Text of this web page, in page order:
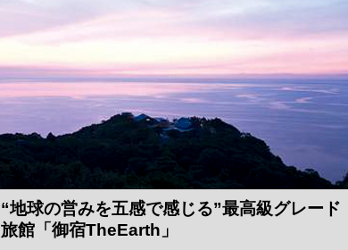
“地球の営みを五感で感じる”最高級グレード
旅館「御宿TheEarth」